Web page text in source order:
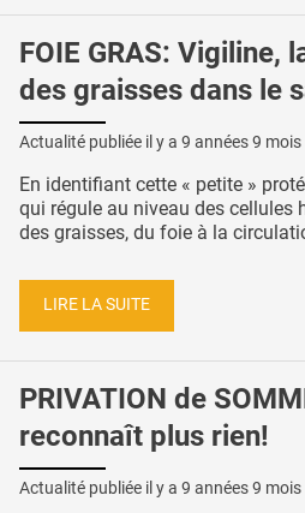
FOIE GRAS: Vigiline,
des graisses dans le
Actualité publiée il y a 9 années 9 mois
En identifiant cette « petite »
qui régule au niveau des cellules
des graisses, du foie à la
LIRE LA SUITE
PRIVATION de
reconnaît plus rien!
Actualité publiée il y a 9 années 9 mois